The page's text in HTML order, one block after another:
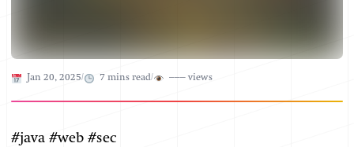
Published on
Jan 20, 2025/ 7 mins read/ –––views
#java #web #sec